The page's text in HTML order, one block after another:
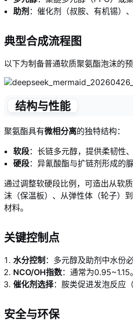
助剂 ：催化剂（叔胺、有机锡）
典型合成流程图
以下为制备普通软质聚氨酯泡沫的预
结构与性能
聚氨酯具有微相分离的独特结构：
软段：长链多元醇，提供柔韧性、
硬段：异氰酸酯与扩链剂形成的
通过调整软硬段比例，可造出从软
沫（保温板）、从弹性体（轮子）
材料。
关键控制点
水分控制 ：多元醇及助剂中水份
NCO/OH指数：通常为
催化剂选择：胺类促进发泡反应
安全与环保